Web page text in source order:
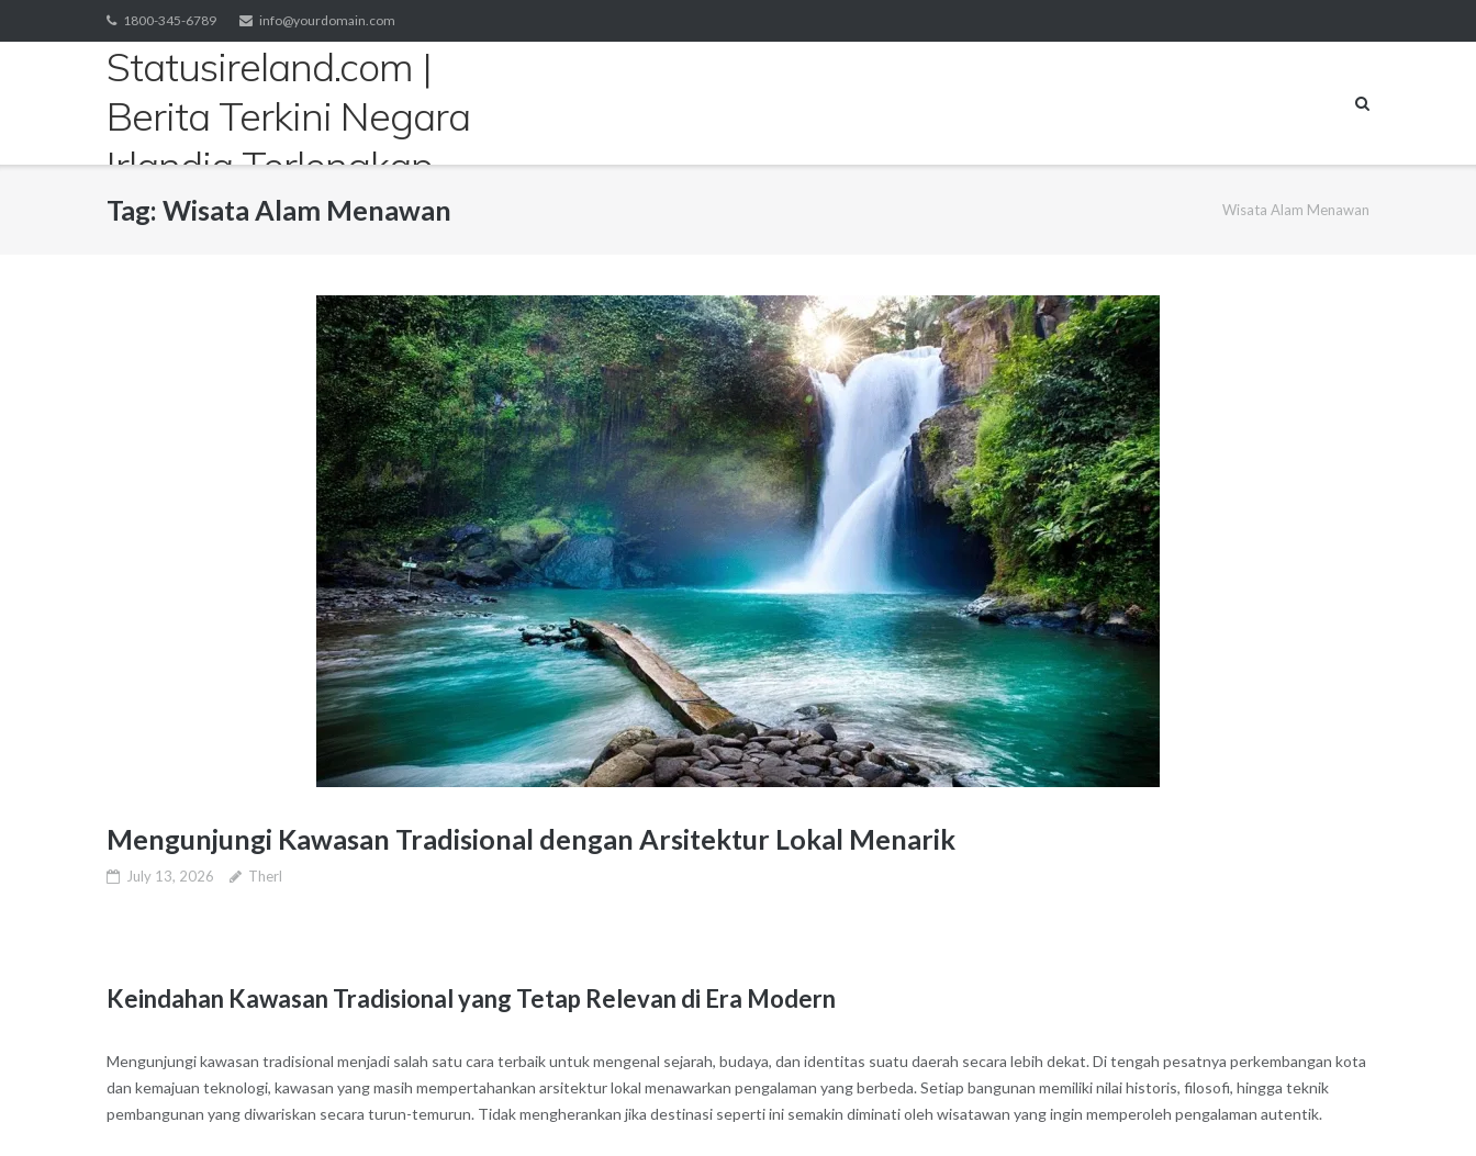
to
1800-345-6789 info@yourdomain.com
Statusireland.com |
Berita Terkini Negara
Irlandia Terlengkap
Tag: Wisata Alam Menawan Wisata Alam Menawan
Mengunjungi Kawasan Tradisional dengan Arsitektur Lokal Menarik
July 13, 2026 Therl
Keindahan Kawasan Tradisional yang Tetap Relevan di Era Modern
Mengunjungi kawasan tradisional menjadi salah satu cara terbaik untuk mengenal sejarah, budaya, dan identitas suatu daerah secara lebih dekat. Di tengah pesatnya perkembangan kota
dan kemajuan teknologi, kawasan yang masih mempertahankan arsitektur lokal menawarkan pengalaman yang berbeda. Setiap bangunan memiliki nilai historis, filosofi, hingga teknik
pembangunan yang diwariskan secara turun-temurun. Tidak mengherankan jika destinasi seperti ini semakin diminati oleh wisatawan yang ingin memperoleh pengalaman autentik.